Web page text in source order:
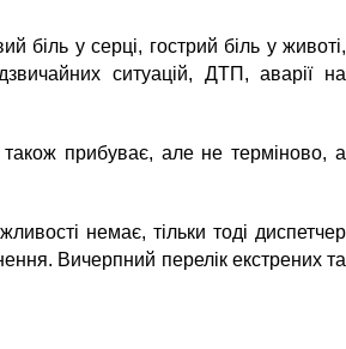
біль у серці, гострий біль у животі,
ситуацій, ДТП, аварії на
також прибуває, але не терміново, а
немає, тільки тоді диспетчер
Вичерпний перелік екстрених та